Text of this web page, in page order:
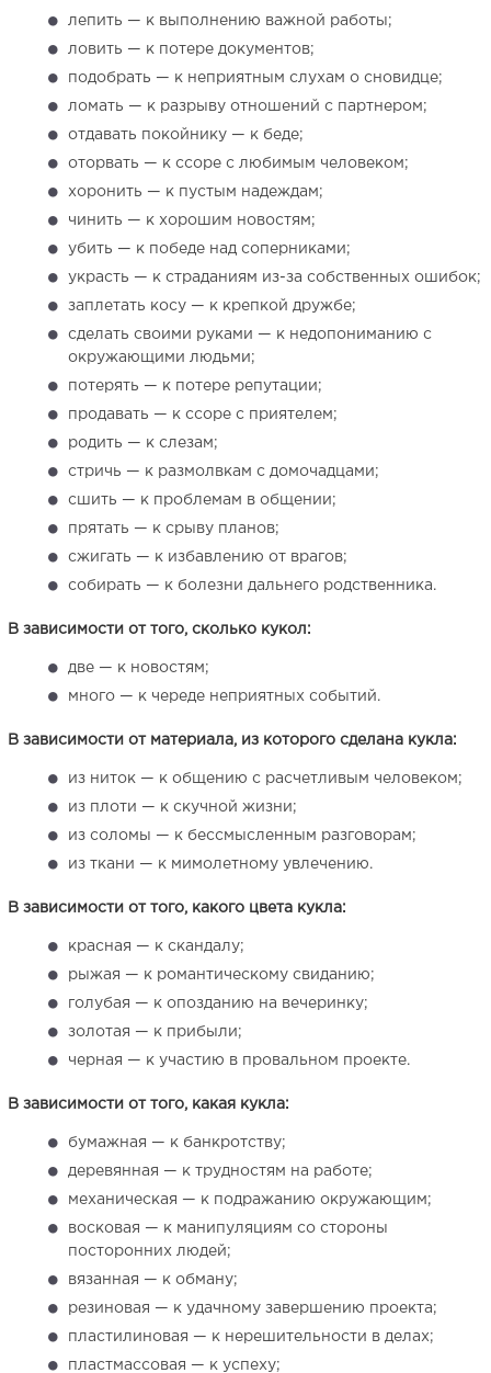
лепить — к выполнению важной работы;
ловить — к потере документов;
подобрать — к неприятным слухам о сновидце;
ломать — к разрыву отношений с партнером;
отдавать покойнику — к беде;
оторвать — к ссоре с любимым человеком;
хоронить — к пустым надеждам;
чинить — к хорошим новостям;
убить — к победе над соперниками;
украсть — к страданиям из-за собственных ошибок;
заплетать косу — к крепкой дружбе;
сделать своими руками — к недопониманию с
окружающими людьми;
потерять — к потере репутации;
продавать — к ссоре с приятелем;
родить — к слезам;
стричь — к размолвкам с домочадцами;
сшить — к проблемам в общении;
прятать — к срыву планов;
сжигать — к избавлению от врагов;
собирать — к болезни дальнего родственника.
В зависимости от того, сколько кукол:
две — к новостям;
много — к череде неприятных событий.
В зависимости от материала, из которого сделана кукла:
из ниток — к общению с расчетливым человеком;
из плоти — к скучной жизни;
из соломы — к бессмысленным разговорам;
из ткани — к мимолетному увлечению.
В зависимости от того, какого цвета кукла:
красная — к скандалу;
рыжая — к романтическому свиданию;
голубая — к опозданию на вечеринку;
золотая — к прибыли;
черная — к участию в провальном проекте.
В зависимости от того, какая кукла:
бумажная — к банкротству;
деревянная — к трудностям на работе;
механическая — к подражанию окружающим;
восковая — к манипуляциям со стороны
посторонних людей;
вязанная — к обману;
резиновая — к удачному завершению проекта;
пластилиновая — к нерешительности в делах;
пластмассовая — к успеху;